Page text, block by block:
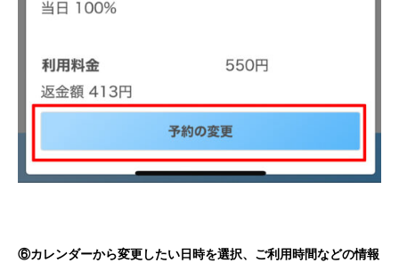
⑥カレンダーから変更したい日時を選択、ご利用時間などの情報